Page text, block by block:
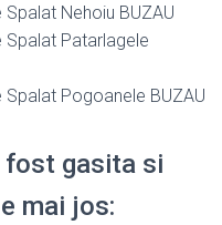
Nehoiu BUZAU
Spalat Patarlagele
Pogoanele BUZAU
fost gasita si
mai jos: